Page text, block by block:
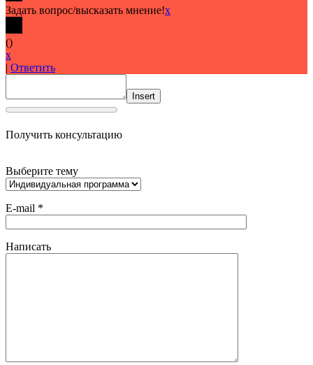
Задать вопрос/высказать мнение!x
()
x
| Ответить
Insert
Получить консультацию
Выберите тему
E-mail *
Написать